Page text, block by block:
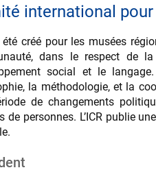
international
été créé pour les musées
dans le respect de la
social et le
la méthodologie, et la
de changements
de personnes. L’ICR publie